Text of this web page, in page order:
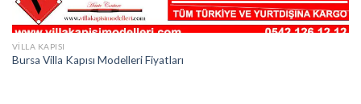
VILLA KAPISI
Bursa Villa Kapısı Modelleri Fiyatları